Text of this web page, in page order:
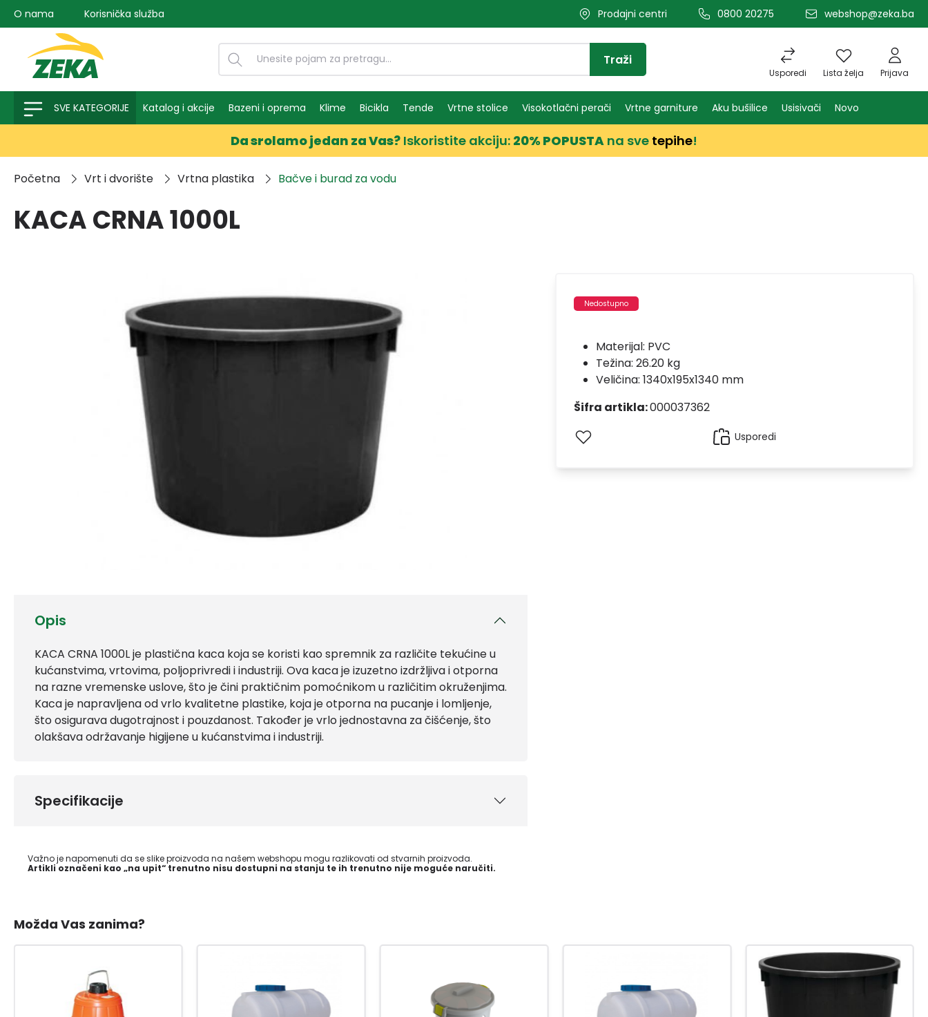
pretragu Preskoči na glavnu navigaciju
O nama Korisnička služba Prodajni centri 0800 20275 webshop@zeka.ba
Usporedi Lista želja Prijava
Traži
SVE KATEGORIJE Katalog i akcije Bazeni i oprema Klime Bicikla Tende Vrtne stolice Visokotlačni perači Vrtne garniture Aku bušilice Usisivači Novo
Da srolamo jedan za Vas? Iskoristite akciju: 20% POPUSTA na sve tepihe!
Početna Vrt i dvorište Vrtna plastika Bačve i burad za vodu
KACA CRNA 1000L
Opis
KACA CRNA 1000L je plastična kaca koja se koristi kao spremnik za različite tekućine u
kućanstvima, vrtovima, poljoprivredi i industriji. Ova kaca je izuzetno izdržljiva i otporna
na razne vremenske uslove, što je čini praktičnim pomoćnikom u različitim okruženjima.
Kaca je napravljena od vrlo kvalitetne plastike, koja je otporna na pucanje i lomljenje,
što osigurava dugotrajnost i pouzdanost. Također je vrlo jednostavna za čišćenje, što
olakšava održavanje higijene u kućanstvima i industriji.
Specifikacije
Važno je napomenuti da se slike proizvoda na našem webshopu mogu razlikovati od stvarnih proizvoda.
Artikli označeni kao „na upit“ trenutno nisu dostupni na stanju te ih trenutno nije moguće naručiti.
Nedostupno
Materijal: PVC
Težina: 26.20 kg
Veličina: 1340x195x1340 mm
Šifra artikla:000037362
Usporedi
Možda Vas zanima?